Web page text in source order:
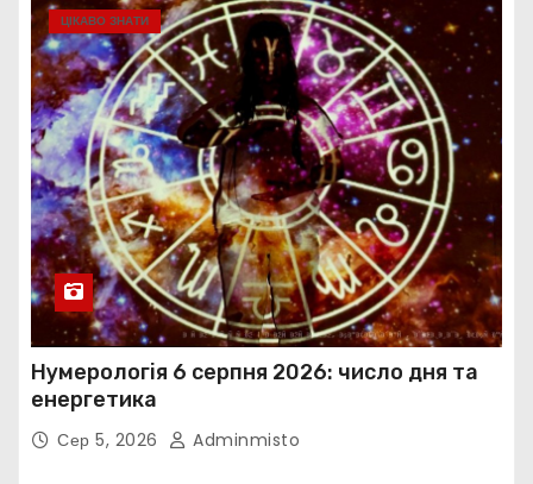
ЦІКАВО ЗНАТИ
Нумерологія 6 серпня 2026: число дня та
енергетика
Сер 5, 2026 Adminmisto